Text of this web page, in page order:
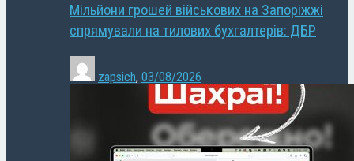
Мільйони грошей військових на Запоріжжі
спрямували на тилових бухгалтерів: ДБР
zapsich, 03/08/2026